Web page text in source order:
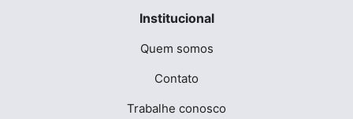
Institucional
Quem somos
Contato
Trabalhe conosco